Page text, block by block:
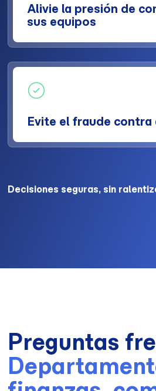
Alivie la presión de
sus equipos
Evite el fraude
Decisiones seguras, sin
Preguntas